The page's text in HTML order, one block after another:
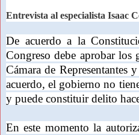
Entrevista al especialista Isaac
De acuerdo a la
Congreso debe aprobar los
Cámara de Representantes
acuerdo, el gobierno no
y puede constituir delito
En este momento la